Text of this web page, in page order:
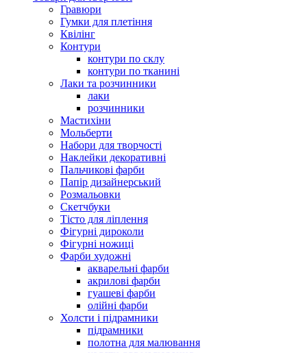
Гравюри
Гумки для плетіння
Квілінг
Контури
контури по склу
контури по тканині
Лаки та розчинники
лаки
розчинники
Мастихіни
Мольберти
Набори для творчості
Наклейки декоративні
Пальчикові фарби
Папір дизайнерський
Розмальовки
Скетчбуки
Тісто для ліплення
Фігурні дироколи
Фігурні ножиці
Фарби художні
акварельні фарби
акрилові фарби
гуашеві фарби
олійні фарби
Холсти і підрамники
підрамники
полотна для малювання